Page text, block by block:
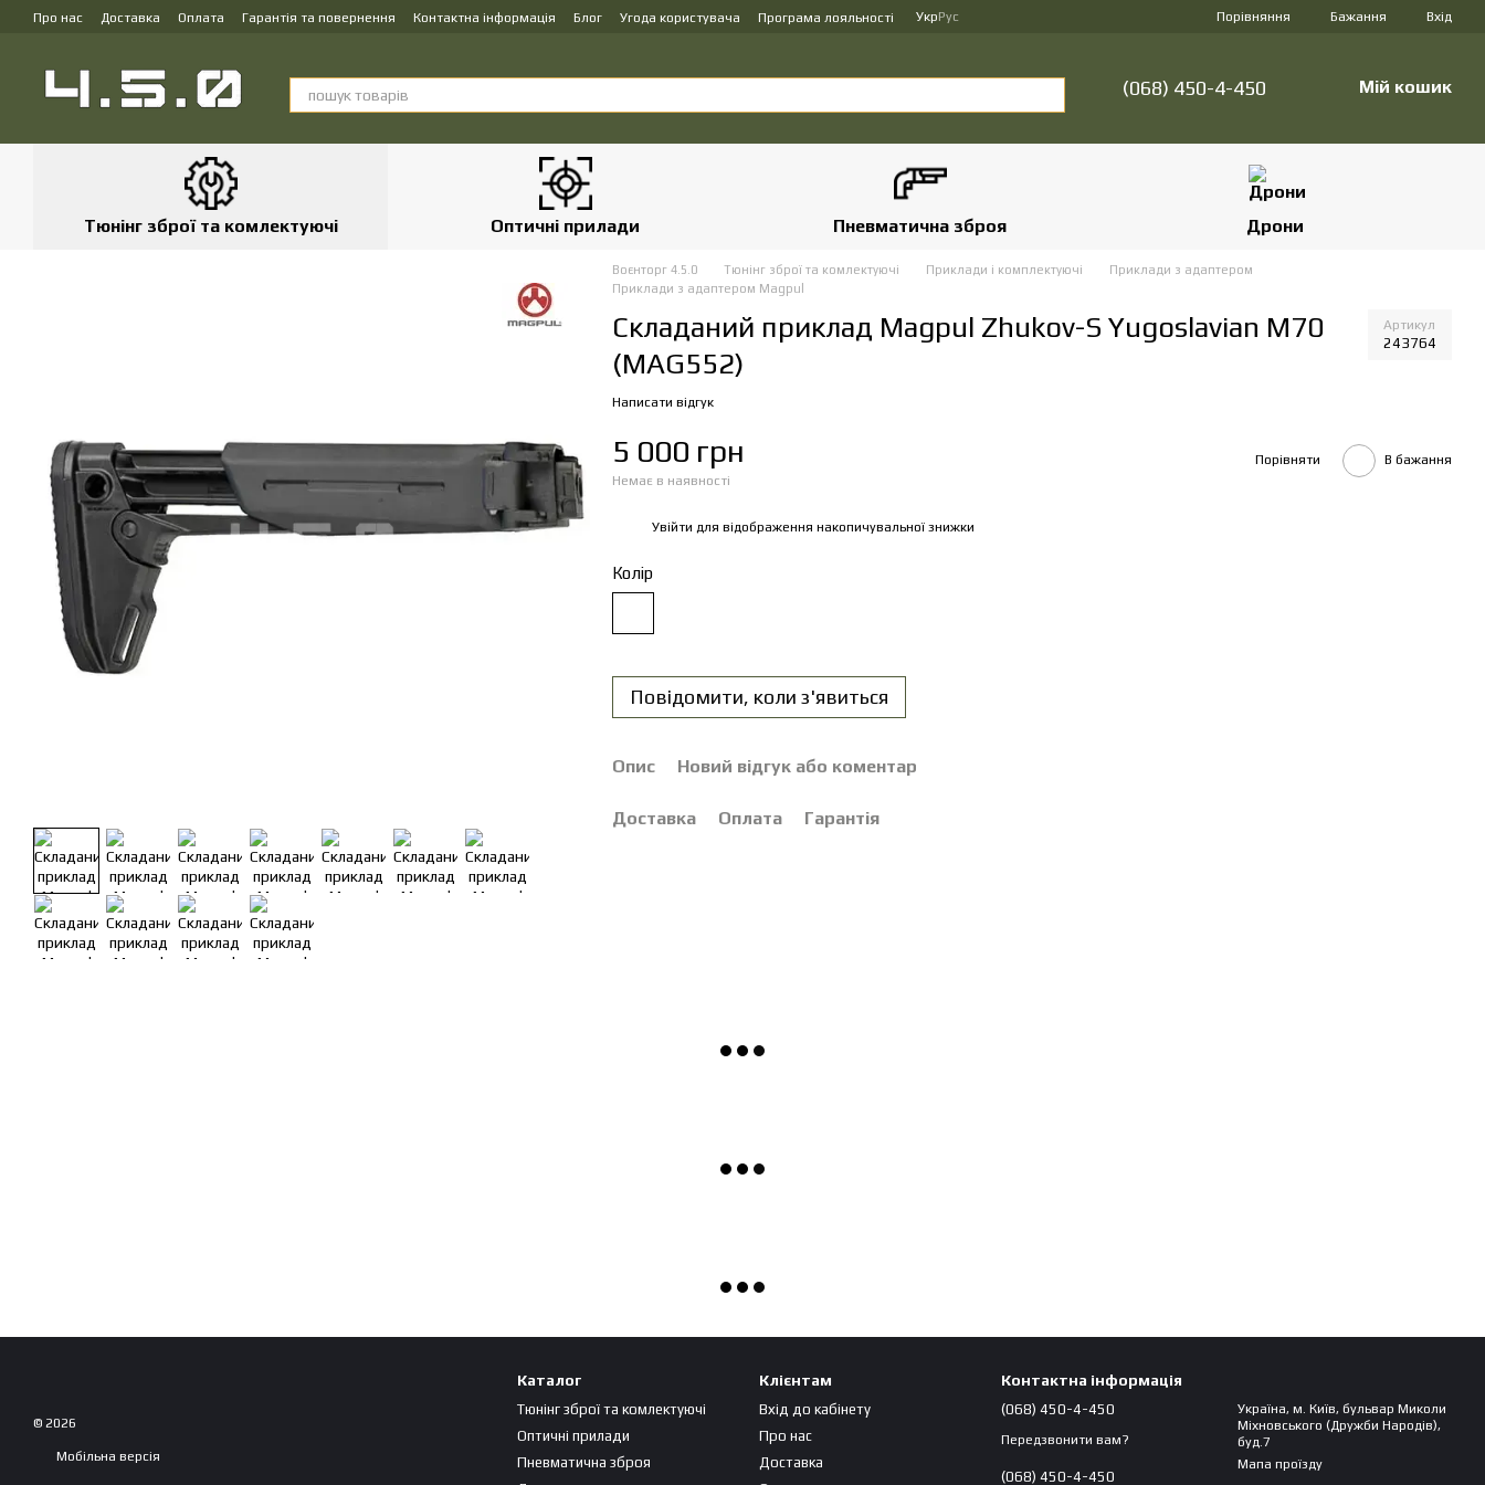
Перейти до основного контенту
Про нас Доставка Оплата Гарантія та повернення Контактна інформація Блог Угода користувача Програма лояльності УкрРус Порівняння Бажання Вхід
(068) 450-4-450 Мій кошик
Тюнінг зброї та комлектуючі Оптичні прилади Пневматична зброя Дрони
Воєнторг 4.5.0 Тюнінг зброї та комлектуючі Приклади і комплектуючі
Приклади з адаптером
Приклади з адаптером Magpul
Складаний приклад Magpul Zhukov-S Yugoslavian M70
(MAG552)
Артикул
243764
Написати відгук
5 000 грн
Немає в наявності
Порівняти В бажання
Увійти для відображення накопичувальної знижки
Колір
Повідомити, коли з'явиться
Опис Новий відгук або коментар
Доставка Оплата Гарантія
© 2026
Мобільна версія
Каталог
Тюнінг зброї та комлектуючі
Оптичні прилади
Пневматична зброя
Клієнтам
Вхід до кабінету
Про нас
Доставка
Контактна інформація
(068) 450-4-450
Передзвонити вам?
(068) 450-4-450
Україна, м. Київ, бульвар Миколи
Міхновського (Дружби Народів),
буд.7
Мапа проїзду